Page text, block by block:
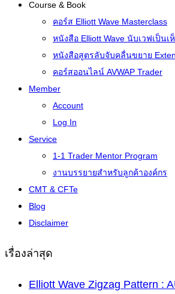
Course & Book
คอร์ส Elliott Wave Masterclass
หนังสือ Elliott Wave นับเวฟเป็นเ
หนังสือสูตรลับจับคลื่นขยาย
คอร์สออนไลน์ AVWAP Trader
Member
Account
Log In
Service
1-1 Trader Mentor Program
งานบรรยายสำหรับลูกค้าองค์กร
CMT & CFTe
Blog
Disclaimer
เรื่องล่าสุด
Elliott Wave Zigzag Pattern :